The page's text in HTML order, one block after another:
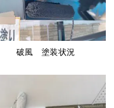
破風 塗装状況